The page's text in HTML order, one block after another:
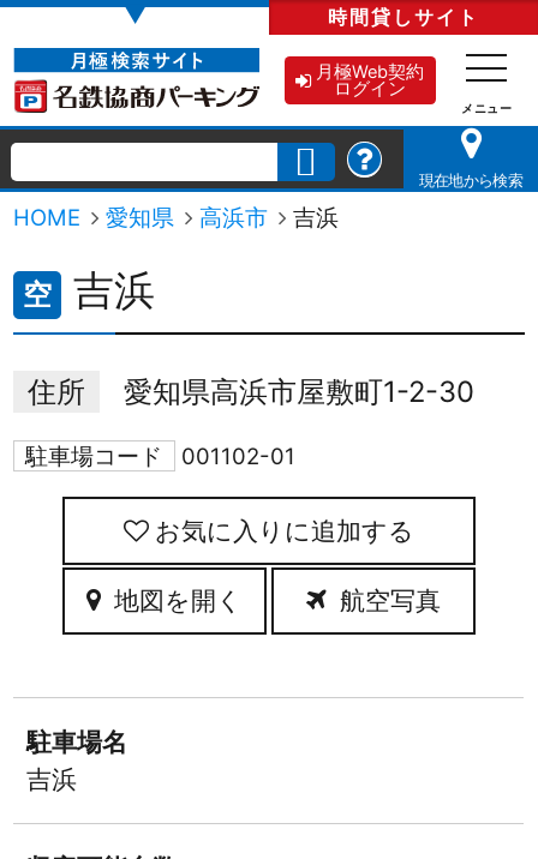
▼ 時間貸しサイト
月極Web契約
ログイン
現在地から検索
HOME 愛知県 高浜市 吉浜
空 吉浜
住所 愛知県高浜市屋敷町1-2-30
駐車場コード 001102-01
お気に入りに追加
地図を開く 航空写真
駐車場名
吉浜